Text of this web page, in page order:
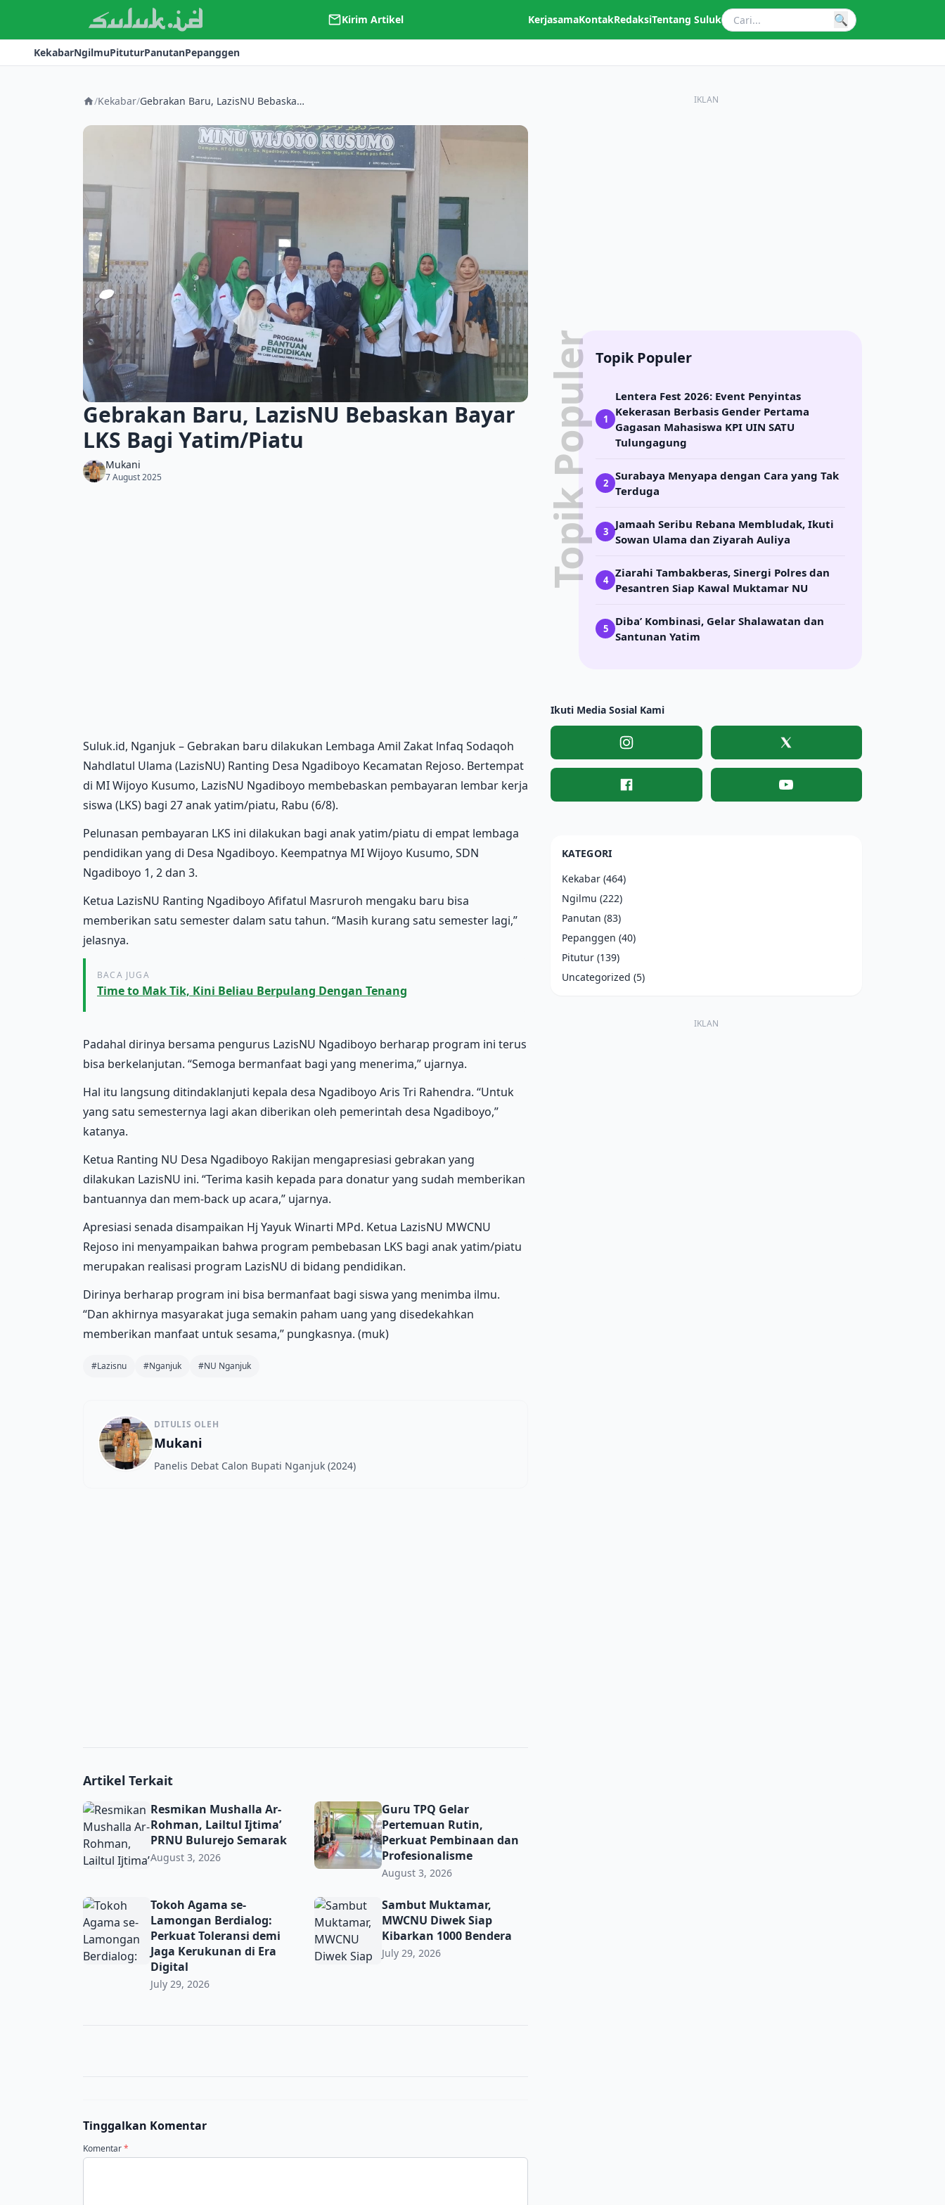
Kirim Artikel KerjasamaKontakRedaksiTentang Suluk 🔍
KekabarNgilmuPituturPanutanPepanggen
/Kekabar/ Gebrakan Baru, LazisNU Bebaskan Bayar LKS Bagi Yatim/Piatu
Gebrakan Baru, LazisNU Bebaskan Bayar
LKS Bagi Yatim/Piatu
Mukani
7 August 2025
Suluk.id, Nganjuk – Gebrakan baru dilakukan Lembaga Amil Zakat lnfaq Sodaqoh
Nahdlatul Ulama (LazisNU) Ranting Desa Ngadiboyo Kecamatan Rejoso. Bertempat
di MI Wijoyo Kusumo, LazisNU Ngadiboyo membebaskan pembayaran lembar kerja
siswa (LKS) bagi 27 anak yatim/piatu, Rabu (6/8).
Pelunasan pembayaran LKS ini dilakukan bagi anak yatim/piatu di empat lembaga
pendidikan yang di Desa Ngadiboyo. Keempatnya MI Wijoyo Kusumo, SDN
Ngadiboyo 1, 2 dan 3.
Ketua LazisNU Ranting Ngadiboyo Afifatul Masruroh mengaku baru bisa
memberikan satu semester dalam satu tahun. “Masih kurang satu semester lagi,”
jelasnya.
BACA JUGA
Time to Mak Tik, Kini Beliau Berpulang Dengan Tenang
Padahal dirinya bersama pengurus LazisNU Ngadiboyo berharap program ini terus
bisa berkelanjutan. “Semoga bermanfaat bagi yang menerima,” ujarnya.
Hal itu langsung ditindaklanjuti kepala desa Ngadiboyo Aris Tri Rahendra. “Untuk
yang satu semesternya lagi akan diberikan oleh pemerintah desa Ngadiboyo,”
katanya.
Ketua Ranting NU Desa Ngadiboyo Rakijan mengapresiasi gebrakan yang
dilakukan LazisNU ini. “Terima kasih kepada para donatur yang sudah memberikan
bantuannya dan mem-back up acara,” ujarnya.
Apresiasi senada disampaikan Hj Yayuk Winarti MPd. Ketua LazisNU MWCNU
Rejoso ini menyampaikan bahwa program pembebasan LKS bagi anak yatim/piatu
merupakan realisasi program LazisNU di bidang pendidikan.
Dirinya berharap program ini bisa bermanfaat bagi siswa yang menimba ilmu.
“Dan akhirnya masyarakat juga semakin paham uang yang disedekahkan
memberikan manfaat untuk sesama,” pungkasnya. (muk)
#Lazisnu #Nganjuk #NU Nganjuk
DITULIS OLEH
Mukani
Panelis Debat Calon Bupati Nganjuk (2024)
Artikel Terkait
Resmikan Mushalla Ar-Rohman, Lailtul Ijtima’ PRNU Bulurejo Semarak
Resmikan Mushalla Ar-
Rohman, Lailtul Ijtima’
PRNU Bulurejo Semarak
August 3, 2026
Guru TPQ Gelar Pertemuan Rutin, Perkuat Pembinaan dan Profesionalisme
Guru TPQ Gelar
Pertemuan Rutin,
Perkuat Pembinaan dan
Profesionalisme
August 3, 2026
Tokoh Agama se-Lamongan Berdialog: Perkuat Toleransi demi Jaga Kerukunan di Era Digital
Tokoh Agama se-
Lamongan Berdialog:
Perkuat Toleransi demi
Jaga Kerukunan di Era
Digital
July 29, 2026
Sambut Muktamar, MWCNU Diwek Siap Kibarkan 1000 Bendera
Sambut Muktamar,
MWCNU Diwek Siap
Kibarkan 1000 Bendera
July 29, 2026
Tinggalkan Komentar
Komentar*
IKLAN
Topik PopulerTopik Populer
1
Lentera Fest 2026: Event Penyintas
Kekerasan Berbasis Gender Pertama
Gagasan Mahasiswa KPI UIN SATU
Tulungagung
2
Surabaya Menyapa dengan Cara yang Tak
Terduga
3
Jamaah Seribu Rebana Membludak, Ikuti
Sowan Ulama dan Ziyarah Auliya
4
Ziarahi Tambakberas, Sinergi Polres dan
Pesantren Siap Kawal Muktamar NU
5
Diba’ Kombinasi, Gelar Shalawatan dan
Santunan Yatim
Ikuti Media Sosial Kami
Instagram X
Facebook YouTube
KATEGORI
Kekabar (464)
Ngilmu (222)
Panutan (83)
Pepanggen (40)
Pitutur (139)
Uncategorized (5)
IKLAN